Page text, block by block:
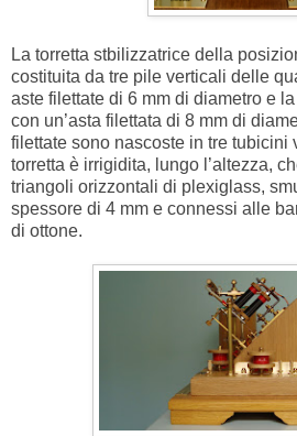
La torretta stbilizzatrice della
costituita da tre pile verticali delle
aste filettate di 6 mm di diametro e
con un’asta filettata di 8 mm di
filettate sono nascoste in tre tubicini
torretta è irrigidita, lungo l’altezza,
triangoli orizzontali di plexiglass,
spessore di 4 mm e connessi alle
di ottone.